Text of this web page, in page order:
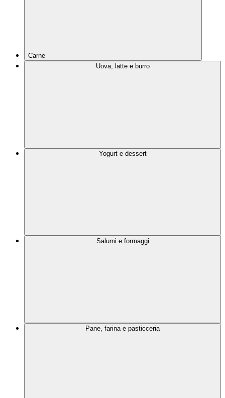
Carne
Uova, latte e burro
Yogurt e dessert
Salumi e formaggi
Pane, farina e pasticceria